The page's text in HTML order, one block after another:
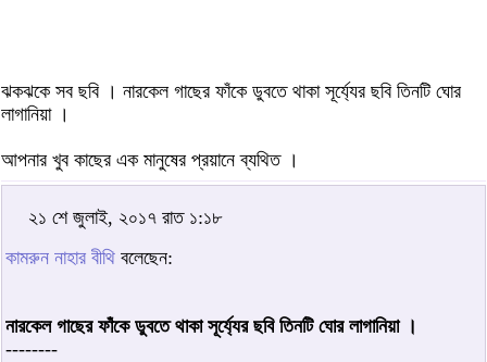
ঝকঝকে সব ছবি । নারকেল গাছের ফাঁকে ডুবতে থাকা সূর্য্যের ছবি তিনটি ঘোর
লাগানিয়া ।
আপনার খুব কাছের এক মানুষের প্রয়ানে ব্যথিত ।
২১ শে জুলাই, ২০১৭ রাত ১:১৮
কামরুন নাহার বীথি বলেছেন:
নারকেল গাছের ফাঁকে ডুবতে থাকা সূর্য্যের ছবি তিনটি ঘোর লাগানিয়া ।
--------